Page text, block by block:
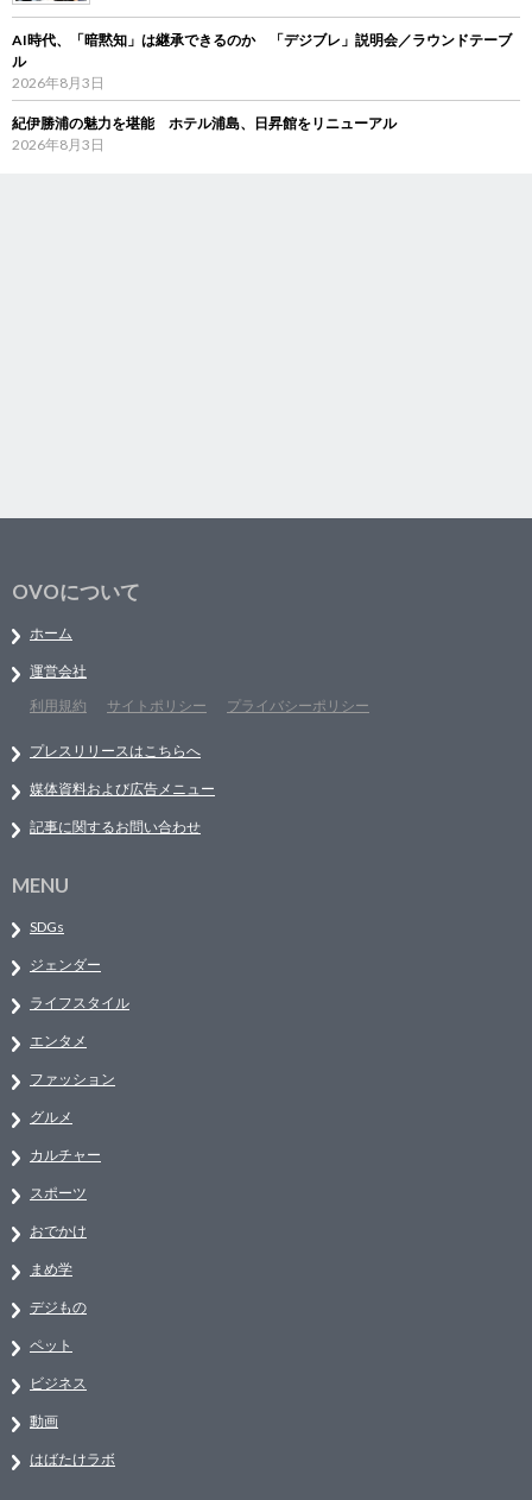
AI時代、「暗黙知」は継承できるのか 「デジブレ」説明会／ラウンドテーブ
ル
2026年8月3日
紀伊勝浦の魅力を堪能 ホテル浦島、日昇館をリニューアル
2026年8月3日
OVOについて
ホーム
運営会社
利用規約
サイトポリシー プライバシーポリシー
プレスリリースはこちらへ
媒体資料および広告メニュー
記事に関するお問い合わせ
MENU
SDGs
ジェンダー
ライフスタイル
エンタメ
ファッション
グルメ
カルチャー
スポーツ
おでかけ
まめ学
デジもの
ペット
ビジネス
動画
はばたけラボ